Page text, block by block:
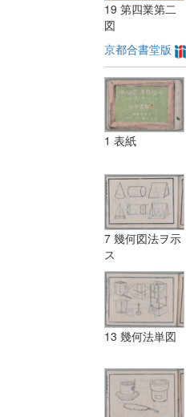
19 第四業第二
図
京都合書堂版
1 表紙
7 幾何図法ヲ示
ス
13 幾何法単図